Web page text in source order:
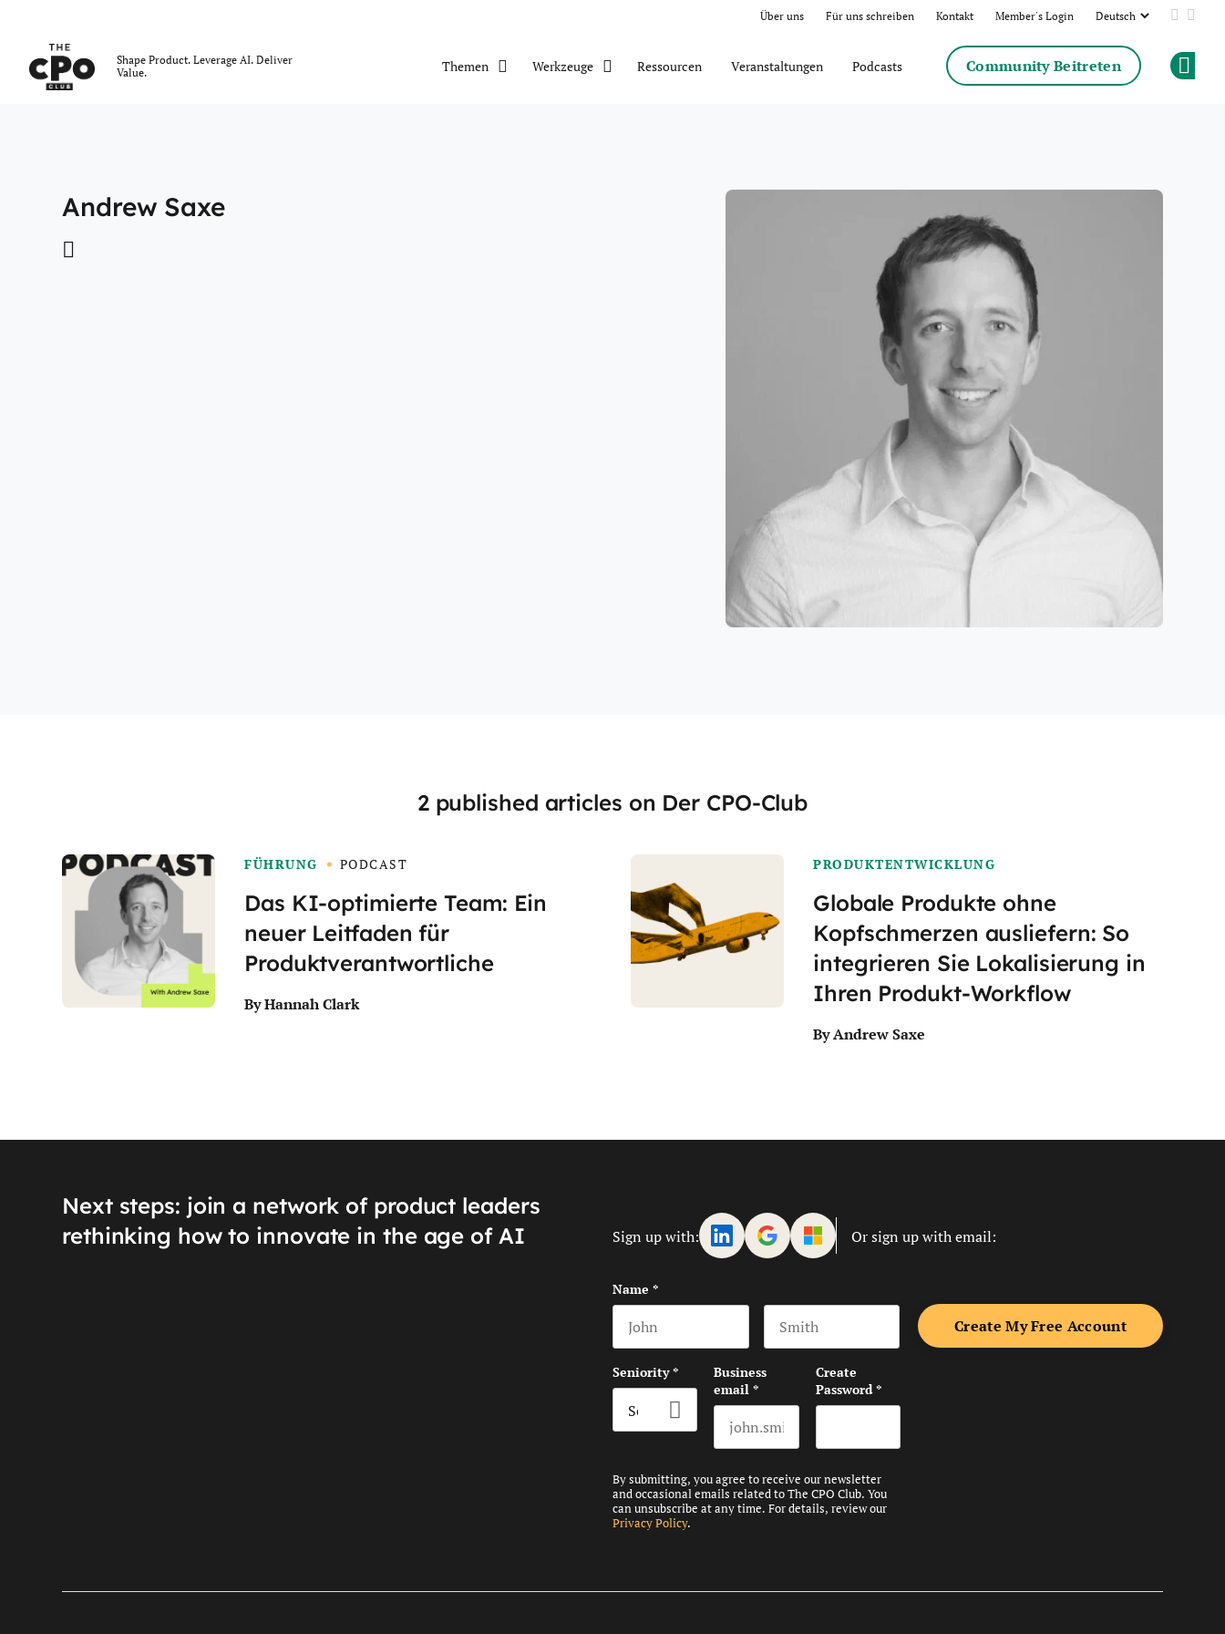
Über uns Für uns schreiben Kontakt Member's Login Add us
Shape Product. Leverage AI. Deliver
Value.
Themen Werkzeuge Ressourcen Veranstaltungen Podcasts Community Beitreten
Andrew Saxe
2 published articles on Der CPO-Club
FÜHRUNG PODCAST
Das KI-optimierte Team: Ein
neuer Leitfaden für
Produktverantwortliche
By Hannah Clark
PRODUKTENTWICKLUNG
Globale Produkte ohne
Kopfschmerzen ausliefern: So
integrieren Sie Lokalisierung in
Ihren Produkt-Workflow
By Andrew Saxe
Next steps: join a network of product leaders
rethinking how to innovate in the age of AI
Sign up with: Or sign up with email:
Name *
First name
Last name
Seniority*
Business
email *
Create
Password*
By submitting, you agree to receive our newsletter
and occasional emails related to The CPO Club. You
can unsubscribe at any time. For details, review our
Privacy Policy.